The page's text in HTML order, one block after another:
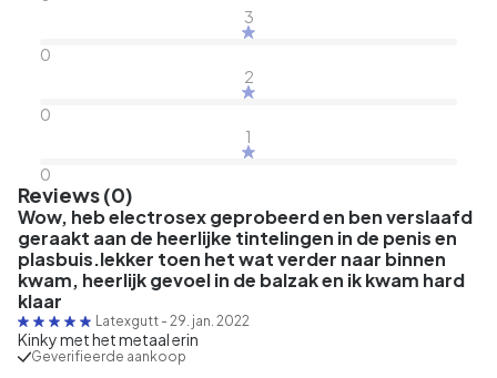
3
0
2
0
1
0
Reviews (0)
Wow, heb electrosex geprobeerd en ben verslaafd
geraakt aan de heerlijke tintelingen in de penis en
plasbuis.lekker toen het wat verder naar binnen
kwam, heerlijk gevoel in de balzak en ik kwam hard
klaar
Latexgutt - 29. jan. 2022
Kinky met het metaal erin
Geverifieerde aankoop